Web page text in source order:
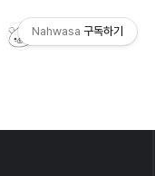
Nahwasa 구독하기